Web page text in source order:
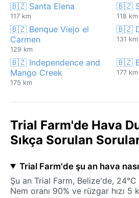
🇧🇿 Santa Elena
117 km
🇧🇿
118 km
🇧🇿 Benque Viejo el
Carmen
129 km
🇧🇿
131 km
🇧🇿 Independence and
Mango Creek
175 km
🇧🇿
177 km
Trial Farm'de Hava
Sıkça Sorulan
Trial Farm'de şu an hava
Şu an Trial Farm, Belize'de,
Nem oranı 90% ve rüzgar hızı 5